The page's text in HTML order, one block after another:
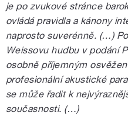
je po zvukové stránce
ovládá pravidla a kánony
naprosto suverénně. (…)
Weissovu hudbu v podání
osobně příjemným
profesionální akustické
se může řadit k
současnosti. (…)